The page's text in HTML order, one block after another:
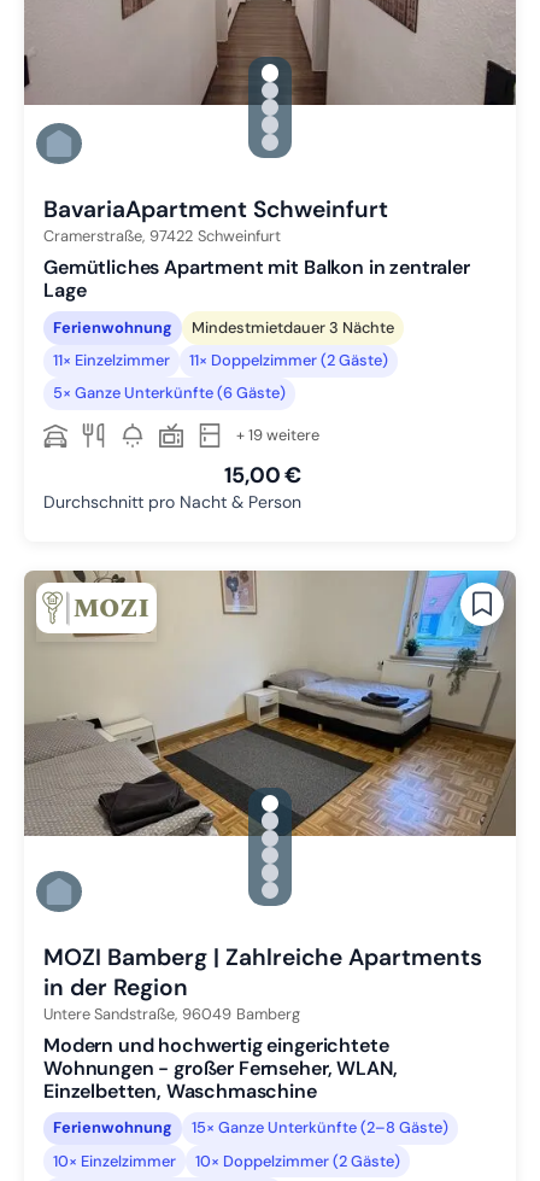
gallery.slide_selector
Zu Slide 1 wechseln
Zu Slide 2 wechseln
Zu Slide 3 wechseln
Zu Slide 4 wechseln
Zu Slide 5 wechseln
BavariaApartment Schweinfurt
Cramerstraße, 97422 Schweinfurt
Gemütliches Apartment mit Balkon in zentraler
Lage
Ferienwohnung
Mindestmietdauer 3 Nächte
11× Einzelzimmer
11× Doppelzimmer (2 Gäste)
5× Ganze Unterkünfte (6 Gäste)
+ 19 weitere
15,00 €
Durchschnitt pro Nacht & Person
gallery.slide_selector
Zu Slide 1 wechseln
Zu Slide 2 wechseln
Zu Slide 3 wechseln
Zu Slide 4 wechseln
Zu Slide 5 wechseln
Zu Slide 6 wechseln
MOZI Bamberg | Zahlreiche Apartments
in der Region
Untere Sandstraße, 96049 Bamberg
Modern und hochwertig eingerichtete
Wohnungen - großer Fernseher, WLAN,
Einzelbetten, Waschmaschine
Ferienwohnung
15× Ganze Unterkünfte (2–8 Gäste)
10× Einzelzimmer
10× Doppelzimmer (2 Gäste)